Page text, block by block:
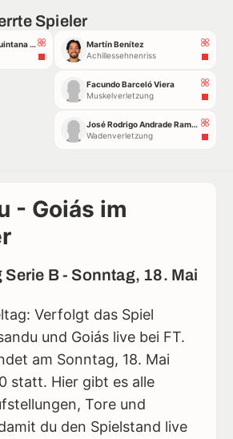
Spieler
Yeferson Agustín Quintana Alonso
Martín Benítez
Achillessehnenriss
Facundo Barceló Viera
Muskelverletzung
José Rodrigo Andrade Ramos
Wadenverletzung
- Goiás im
Serie B - Sonntag, 18. Mai
Verfolgt das Spiel
und Goiás live bei FT.
am Sonntag, 18. Mai
statt. Hier gibt es alle
Tore und
du den Spielstand live